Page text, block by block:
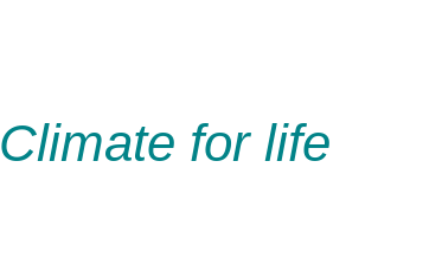
Climate for life